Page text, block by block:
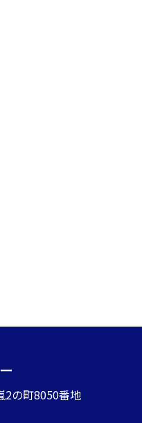
の町8050番地